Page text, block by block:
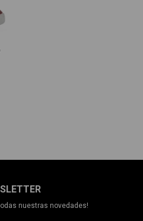
nuestras novedades!